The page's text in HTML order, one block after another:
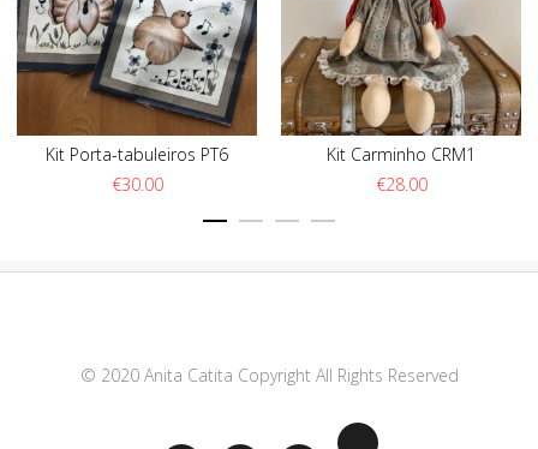
Kit Porta-tabuleiros PT6
€30.00
Kit Carminho CRM1
€28.00
© 2020 Anita Catita Copyright All Rights Reserved